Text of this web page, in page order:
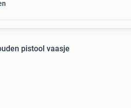
pistool vaasje